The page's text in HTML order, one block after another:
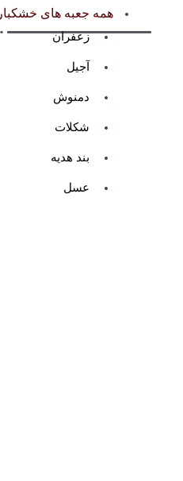
همه جعبه های خشکبار
زعفران
آجیل
دمنوش
شکلات
بند هدیه
عسل